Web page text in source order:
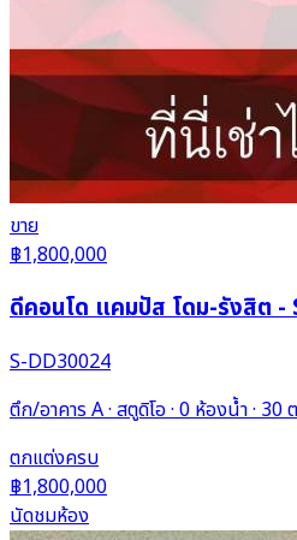
ขาย
฿1,800,000
ดีคอนโด แคมปัส โดม-รังสิต -
S-DD30024
ตึก/อาคาร A · สตูดิโอ · 0 ห้องน้ำ · 30
ตกแต่งครบ
฿1,800,000
นัดชมห้อง